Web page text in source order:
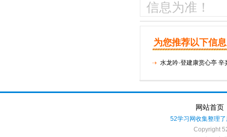
信息为准！
为您推荐以下信
水龙吟·登建康赏心亭
网站首页
52学习网收集整理
Copyright